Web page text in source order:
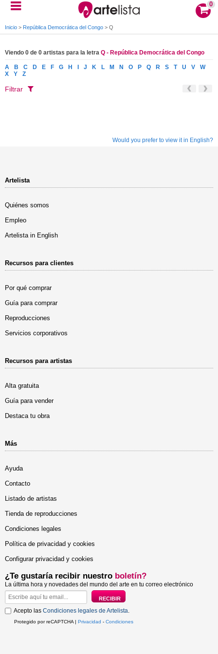
0
Inicio > República Democrática del Congo > Q
Viendo 0 de 0 artistas para la letra Q - República Democrática del Congo
A B C D E F G H J K L M N O P Q R S T U V
W
X
Y Z
Filtrar
Would you prefer to view it in English?
Artelista
Quiénes somos
Empleo
Artelista in English
Recursos para clientes
Por qué comprar
Guía para comprar
Reproducciones
Servicios corporativos
Recursos para artistas
Alta gratuita
Guía para vender
Destaca tu obra
Más
Ayuda
Contacto
Listado de artistas
Tienda de reproducciones
Condiciones legales
Política de privacidad y cookies
Configurar privacidad y cookies
¿Te gustaría recibir nuestro boletín?
La última hora y novedades del mundo del arte en tu correo electrónico
Acepto las Condiciones legales de Artelista.
Protegido por reCAPTCHA | Privacidad - Condiciones